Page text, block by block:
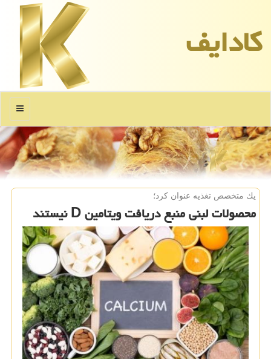
كادایف
منو
یك متخصص تغذیه عنوان كرد؛
محصولات لبنی منبع دریافت ویتامین D نیستند